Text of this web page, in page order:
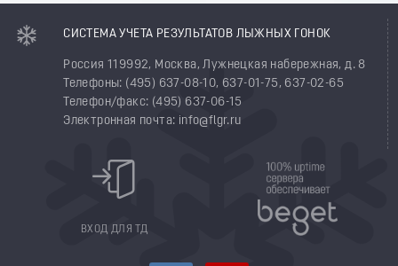
СИСТЕМА УЧЕТА РЕЗУЛЬТАТОВ ЛЫЖНЫХ ГОНОК
Россия 119992, Москва, Лужнецкая набережная, д. 8
Телефоны: (495) 637-08-10, 637-01-75, 637-02-65
Телефон/факс: (495) 637-06-15
Электронная почта: info@flgr.ru
ВХОД ДЛЯ ТД